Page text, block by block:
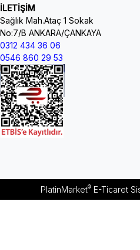
İLETİŞİM
Sağlık Mah.Ataç 1 Sokak
No:7/B ANKARA/ÇANKAYA
0312 434 36 06
0546 860 29 53
PlatinMarket®E-Ticaret